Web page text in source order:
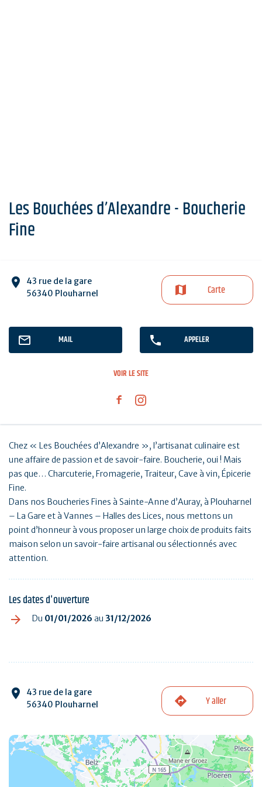
Les Bouchées d’Alexandre - Boucherie
Fine
43 rue de la gare
56340 Plouharnel
Carte
MAIL APPELER
VOIR LE SITE
Chez « Les Bouchées d’Alexandre », l’artisanat culinaire est
une affaire de passion et de savoir-faire. Boucherie, oui ! Mais
pas que… Charcuterie, Fromagerie, Traiteur, Cave à vin, Épicerie
Fine.
Dans nos Boucheries Fines à Sainte-Anne d’Auray, à Plouharnel
– La Gare et à Vannes – Halles des Lices, nous mettons un
point d’honneur à vous proposer un large choix de produits faits
maison selon un savoir-faire artisanal ou sélectionnés avec
attention.
Les dates d'ouverture
Du 01/01/2026 au 31/12/2026
43 rue de la gare
56340 Plouharnel
Y aller